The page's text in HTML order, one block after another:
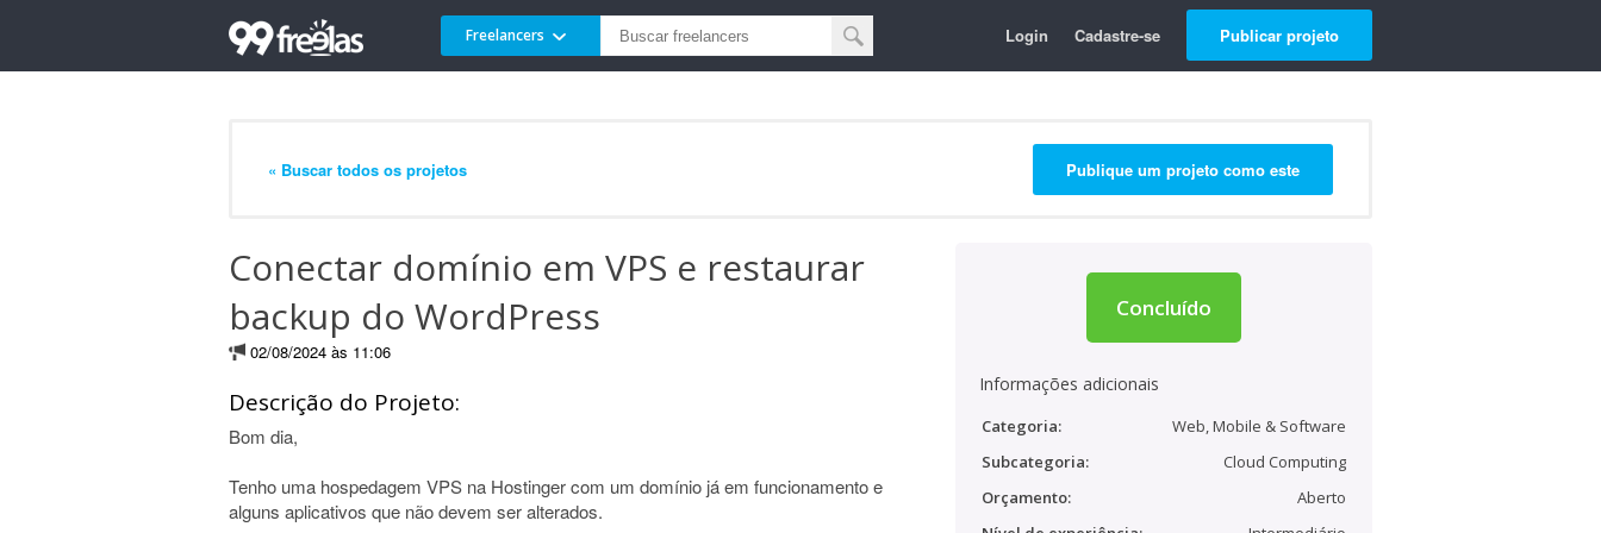
Freelancers Login Cadastre-se Publicar projeto
« Buscar todos os projetos Publique um projeto como este
Conectar domínio em VPS e restaurar
backup do WordPress
02/08/2024 às 11:06
Descrição do Projeto:
Bom dia,
Tenho uma hospedagem VPS na Hostinger com um domínio já em funcionamento e
alguns aplicativos que não devem ser alterados.
Concluído
Informações adicionais
Categoria:
Web, Mobile & Software
Subcategoria:
Cloud Computing
Orçamento:
Aberto